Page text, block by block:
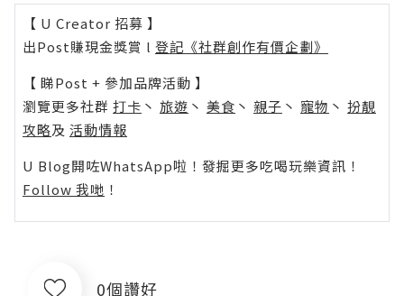
【 U Creator 招募 】
出Post賺現金獎賞 l 登記《社群創作有價企劃》
【 睇Post + 參加品牌活動 】
瀏覽更多社群 打卡 丶 旅遊 丶 美食 丶 親子 丶 寵物 丶 扮靚
攻略及 活動情報
U Blog開咗WhatsApp啦！發掘更多吃喝玩樂資訊！
Follow 我哋 ！
0個讚好